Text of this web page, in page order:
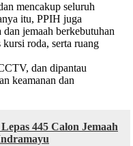
mencakup seluruh
itu, PPIH juga
jemaah berkebutuhan
roda, serta ruang
dan dipantau
keamanan dan
445 Calon Jemaah